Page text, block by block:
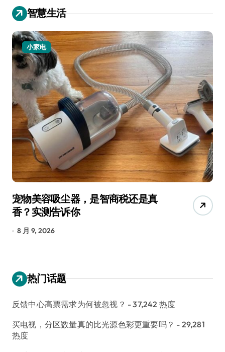
智慧生活
小家电
宠物美容吸尘器，是智商税还是真
香？实测告诉你
8 月 9, 2026
热门话题
反馈中心高票需求为何被忽视？ - 37,242 热度
买电视，分区数量真的比光源色彩更重要吗？ - 29,281
热度